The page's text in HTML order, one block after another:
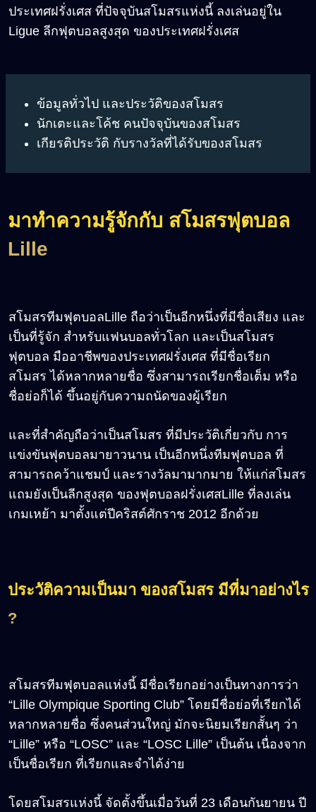
ประเทศฝรั่งเศส ที่ปัจจุบันสโมสรแห่งนี้ ลงเล่นอยู่ใน
Ligue ลีกฟุตบอลสูงสุด ของประเทศฝรั่งเศส
ข้อมูลทั่วไป และประวัติของสโมสร
นักเตะและโค้ช คนปัจจุบันของสโมสร
เกียรติประวัติ กับรางวัลที่ได้รับของสโมสร
มาทำความรู้จักกับ สโมสรฟุตบอล
Lille
สโมสรทีมฟุตบอลLille ถือว่าเป็นอีกหนึ่งที่มีชื่อเสียง และ
เป็นที่รู้จัก สำหรับแฟนบอลทั่วโลก และเป็นสโมสร
ฟุตบอล มืออาชีพของประเทศฝรั่งเศส ที่มีชื่อเรียก
สโมสร ได้หลากหลายชื่อ ซึ่งสามารถเรียกชื่อเต็ม หรือ
ชื่อย่อก็ได้ ขึ้นอยู่กับความถนัดของผู้เรียก
และที่สำคัญถือว่าเป็นสโมสร ที่มีประวัติเกี่ยวกับ การ
แข่งขันฟุตบอลมายาวนาน เป็นอีกหนึ่งทีมฟุตบอล ที่
สามารถคว้าแชมป์ และรางวัลมามากมาย ให้แก่สโมสร
แถมยังเป็นลีกสูงสุด ของฟุตบอลฝรั่งเศสLille ที่ลงเล่น
เกมเหย้า มาตั้งแต่ปีคริสต์ศักราช 2012 อีกด้วย
ประวัติความเป็นมา ของสโมสร มีที่มาอย่างไร
?
สโมสรทีมฟุตบอลแห่งนี้ มีชื่อเรียกอย่างเป็นทางการว่า
“Lille Olympique Sporting Club” โดยมีชื่อย่อที่เรียกได้
หลากหลายชื่อ ซึ่งคนส่วนใหญ่ มักจะนิยมเรียกสั้นๆ ว่า
“Lille” หรือ “LOSC” และ “LOSC Lille” เป็นต้น เนื่องจาก
เป็นชื่อเรียก ที่เรียกและจำได้ง่าย
โดยสโมสรแห่งนี้ จัดตั้งขึ้นเมื่อวันที่ 23 เดือนกันยายน ปี